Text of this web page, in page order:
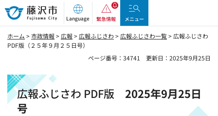
藤沢市
Language 緊急情報 メニュー
ホーム >市政情報 > 広報 > 広報ふじさわ > 広報ふじさわ一覧> 広報ふじさわ
PDF版（２５年９月２５日号）
ページ番号：34741
更新日：2025年9月25日
広報ふじさわ PDF版 2025年9月25日
号